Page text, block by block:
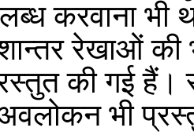
करवाना
रेखाओं
की गई हैं।
अवलोकन भी